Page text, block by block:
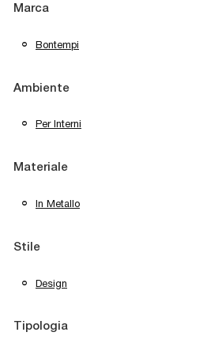
Marca
Bontempi
Ambiente
Per Interni
Materiale
In Metallo
Stile
Design
Tipologia